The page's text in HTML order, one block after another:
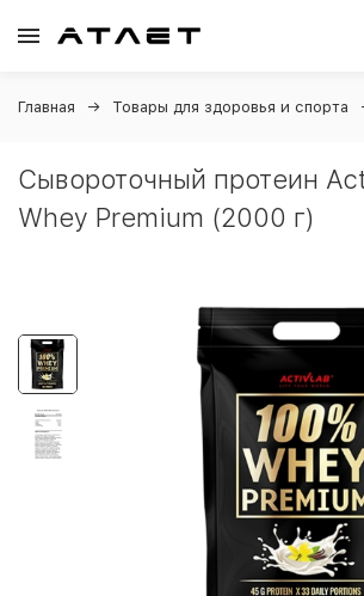
Главная Товары для здоровья и спорта
Сывороточный протеин
Whey Premium (2000 г)